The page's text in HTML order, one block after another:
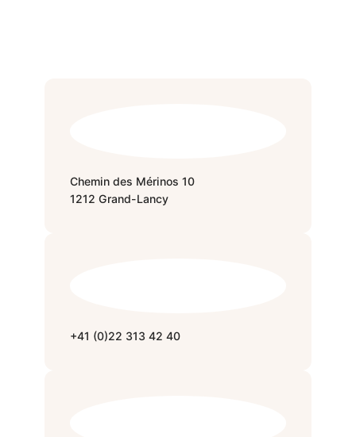
Chemin des Mérinos 10
1212 Grand-Lancy
+41 (0)22 313 42 40